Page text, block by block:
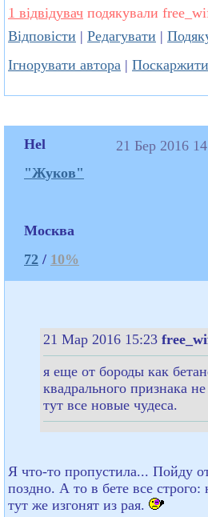
1 відвідувач подякували
Відповісти | Редагувати |
Ігнорувати автора |
Hel
"Жуков"
Москва
72 / 10%
21 Бер 2016
21 Мар 2016 15:23
я еще от бороды как
квадрального признака
тут все новые чудеса.
Я что-то пропустила... Пойду
поздно. А то в бете все строго:
тут же изгонят из рая.